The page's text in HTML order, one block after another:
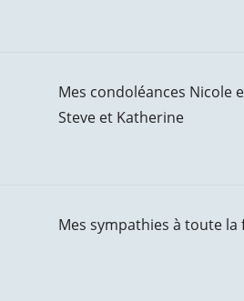
Mes condoléances Nicole
Steve et Katherine
Mes sympathies à toute la